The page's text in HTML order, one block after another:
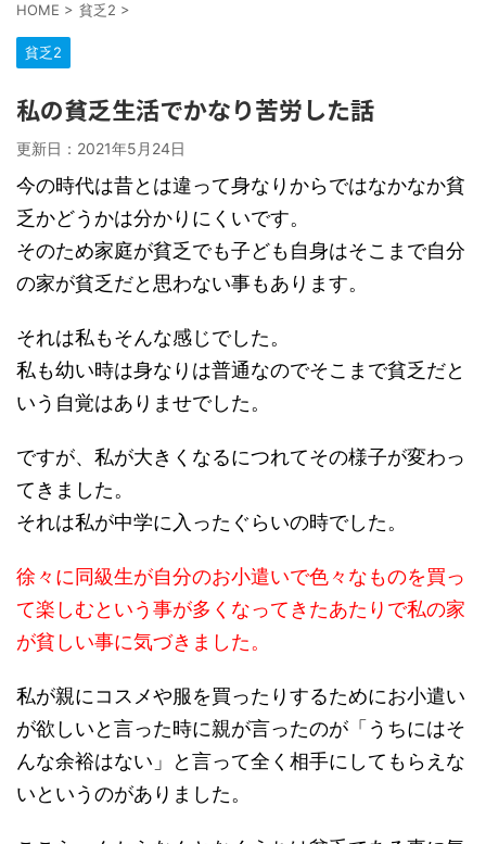
HOME > 貧乏2 >
貧乏2
私の貧乏生活でかなり苦労した話
更新日： 2021年5月24日
今の時代は昔とは違って身なりからではなかなか貧
乏かどうかは分かりにくいです。
そのため家庭が貧乏でも子ども自身はそこまで自分
の家が貧乏だと思わない事もあります。
それは私もそんな感じでした。
私も幼い時は身なりは普通なのでそこまで貧乏だと
いう自覚はありませでした。
ですが、私が大きくなるにつれてその様子が変わっ
てきました。
それは私が中学に入ったぐらいの時でした。
徐々に同級生が自分のお小遣いで色々なものを買っ
て楽しむという事が多くなってきたあたりで私の家
が貧しい事に気づきました。
私が親にコスメや服を買ったりするためにお小遣い
が欲しいと言った時に親が言ったのが「うちにはそ
んな余裕はない」と言って全く相手にしてもらえな
いというのがありました。